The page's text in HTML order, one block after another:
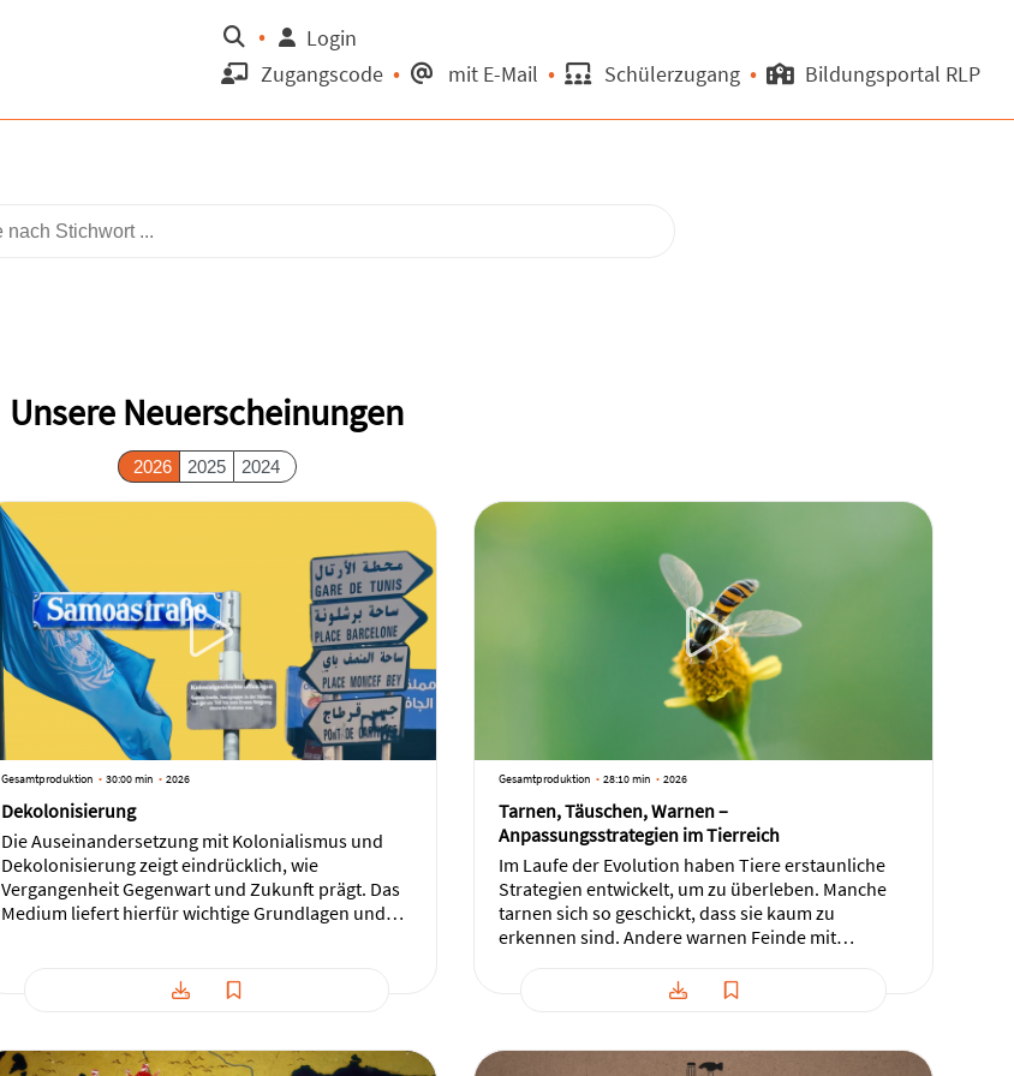
Suche Login
Zugangscode
mit E-Mail Schülerzugang Bildungsportal RLP
Unsere Neuerscheinungen
2026 2025 2024
Gesamtproduktion 30:00 min 2026
Dekolonisierung
Die Auseinandersetzung mit Kolonialismus und
Dekolonisierung zeigt eindrücklich, wie
Vergangenheit Gegenwart und Zukunft prägt. Das
Medium liefert hierfür wichtige Grundlagen und
Situation nach 1945, die unterschiedlichen Wege
Gesamtproduktion 28:10 min 2026
Tarnen, Täuschen, Warnen –
Anpassungsstrategien im Tierreich
Im Laufe der Evolution haben Tiere erstaunliche
Strategien entwickelt, um zu überleben. Manche
tarnen sich so geschickt, dass sie kaum zu
erkennen sind. Andere warnen Feinde mit
andere täuschen durch Nachahmung oder geben